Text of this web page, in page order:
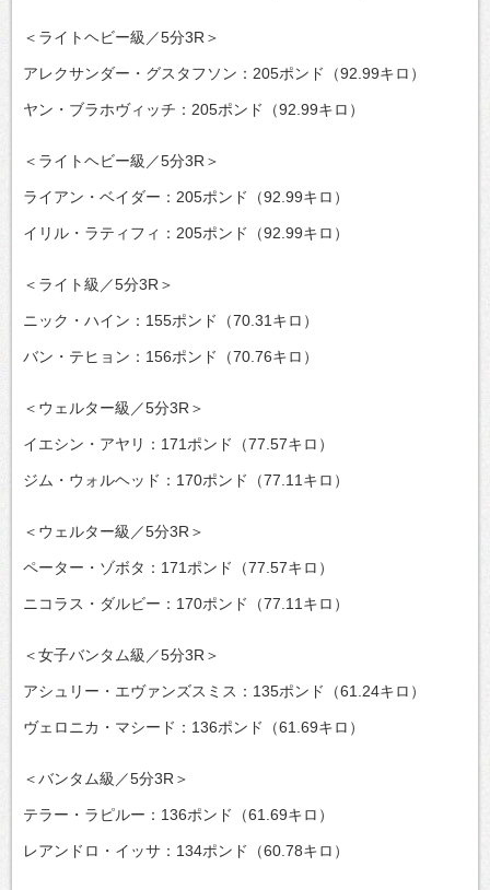
＜ライトヘビー級／5分3R＞
アレクサンダー・グスタフソン：205ポンド（92.99キロ）
ヤン・ブラホヴィッチ：205ポンド（92.99キロ）
＜ライトヘビー級／5分3R＞
ライアン・ベイダー：205ポンド（92.99キロ）
イリル・ラティフィ：205ポンド（92.99キロ）
＜ライト級／5分3R＞
ニック・ハイン：155ポンド（70.31キロ）
バン・テヒョン：156ポンド（70.76キロ）
＜ウェルター級／5分3R＞
イエシン・アヤリ：171ポンド（77.57キロ）
ジム・ウォルヘッド：170ポンド（77.11キロ）
＜ウェルター級／5分3R＞
ペーター・ゾボタ：171ポンド（77.57キロ）
ニコラス・ダルビー：170ポンド（77.11キロ）
＜女子バンタム級／5分3R＞
アシュリー・エヴァンズスミス：135ポンド（61.24キロ）
ヴェロニカ・マシード：136ポンド（61.69キロ）
＜バンタム級／5分3R＞
テラー・ラピルー：136ポンド（61.69キロ）
レアンドロ・イッサ：134ポンド（60.78キロ）